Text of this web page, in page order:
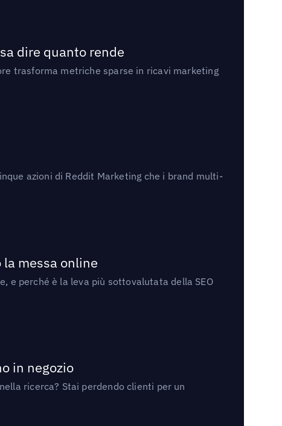
dire quanto rende
trasforma metriche sparse in ricavi marketing
azioni di Reddit Marketing che i brand multi-
messa online
e perché è la leva più sottovalutata della SEO
in negozio
ricerca? Stai perdendo clienti per un